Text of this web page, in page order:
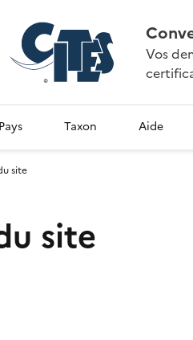
Vos
Pays Taxon Aide
site
site